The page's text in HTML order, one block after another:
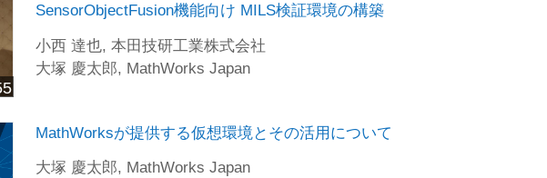
能向け MILS検証環境の構築
長さ 44:55
SensorObjectFusion機能向け MILS検証環境の構築
小西 達也, 本田技研工業株式会社
大塚 慶太郎, MathWorks Japan
MathWorksが提供する仮想環境とその活用について
大塚 慶太郎, MathWorks Japan